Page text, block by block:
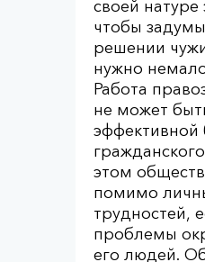
своей натуре
чтобы
решении
нужно
Работа
не может
эффективной
этом
помимо
трудностей,
проблемы
его людей.